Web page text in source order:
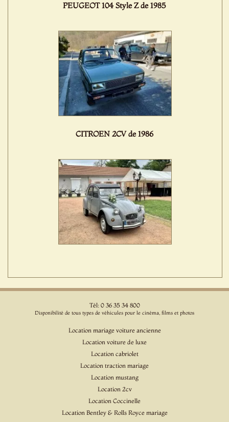
PEUGEOT 104 Style Z de 1985
CITROEN 2CV de 1986
Tél: 0 36 35 34 800
Disponibilité de tous types de véhicules pour le cinéma, films et photos
Location mariage voiture ancienne
Location voiture de luxe
Location cabriolet
Location traction mariage
Location mustang
Location 2cv
Location Coccinelle
Location Bentley & Rolls Royce mariage